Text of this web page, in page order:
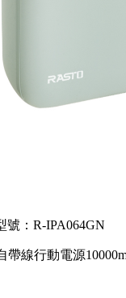
號：R-IPA064GN
帶線行動電源